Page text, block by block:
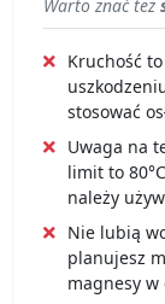
Warto znać też
Kruchość
stosować
Uwaga na
limit to
należy
Nie lubią
planujesz
magnesy